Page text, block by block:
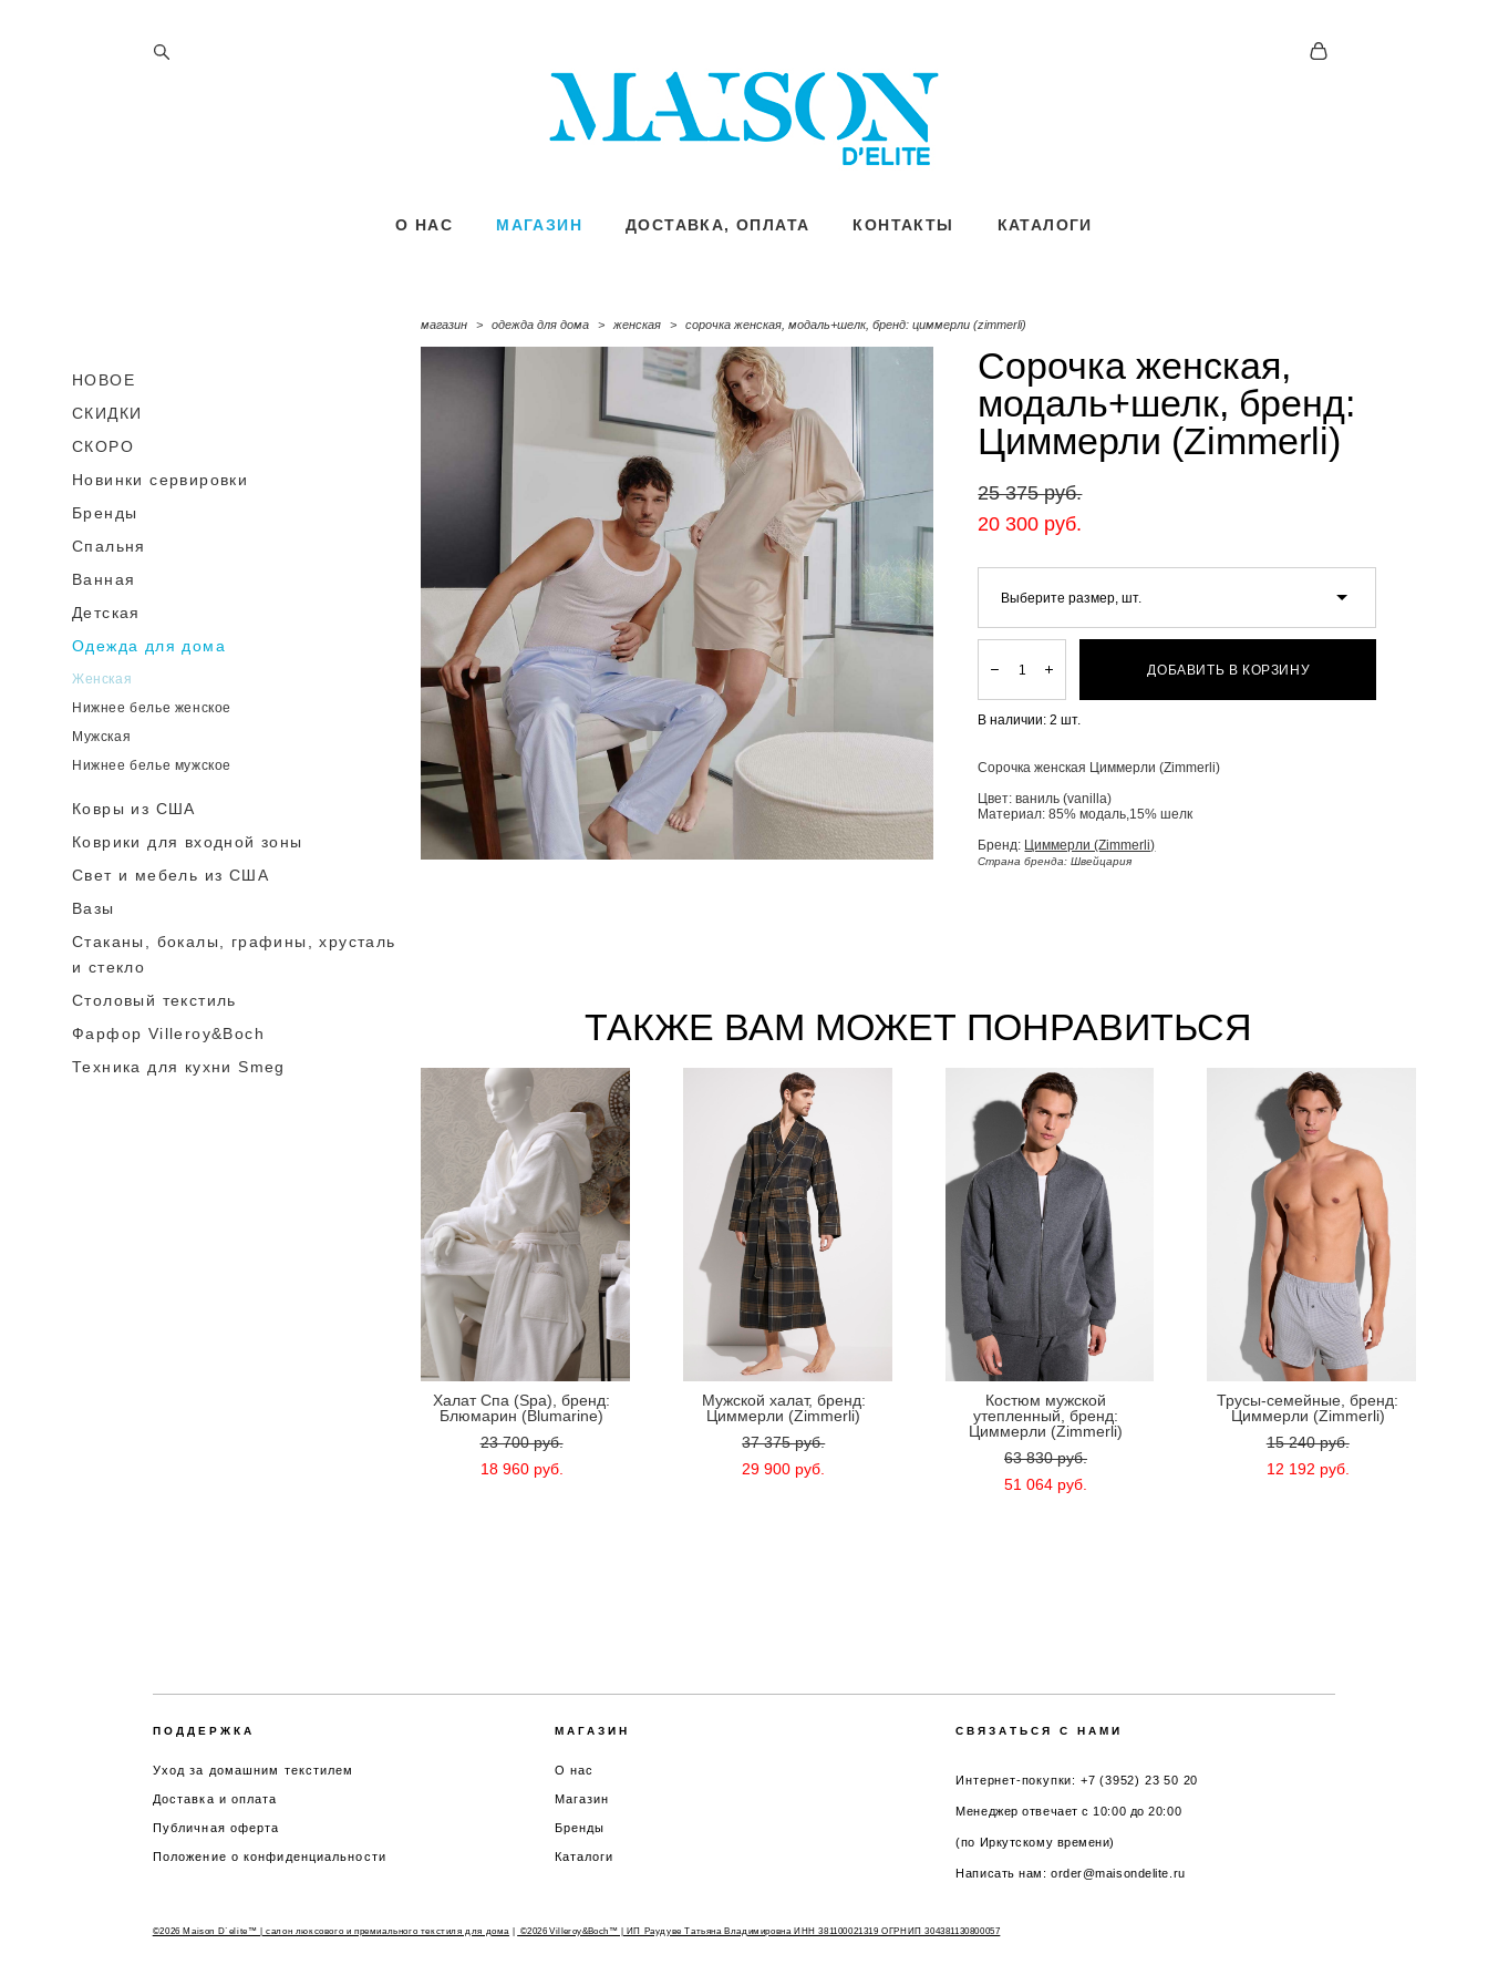
О НАС МАГАЗИН ДОСТАВКА, ОПЛАТА КОНТАКТЫ КАТАЛОГИ
О НАС МАГАЗИН ДОСТАВКА, ОПЛАТА КОНТАКТЫ КАТАЛОГИ
НОВОЕ
СКИДКИ
СКОРО
Новинки сервировки
Бренды
Спальня
Ванная
Детская
Одежда для дома
Женская
Нижнее белье женское
Мужская
Нижнее белье мужское
Ковры из США
Коврики для входной зоны
Cвет и мебель из США
Вазы
Стаканы, бокалы, графины, хрусталь
и стекло
Столовый текстиль
Фарфор Villeroy&Boch
Техника для кухни Smeg
магазин > одежда для дома > женская > сорочка женская, модаль+шелк, бренд: циммерли (zimmerli)
Сорочка женская,
модаль+шелк, бренд:
Циммерли (Zimmerli)
25 375 pуб.
20 300 pуб.
Выберите размер, шт.
В наличии:2 шт.
ДОБАВИТЬ В КОРЗИНУ
Сорочка женская Циммерли (Zimmerli)
Цвет: ваниль (vanilla)
Материал: 85% модаль,15% шелк
Бренд: Циммерли (Zimmerli)
Страна бренда: Швейцария
ТАКЖЕ ВАМ МОЖЕТ ПОНРАВИТЬСЯ
Халат Спа (Spa), бренд:
Блюмарин (Blumarine)
23 700 pуб.
18 960 pуб.
Мужской халат, бренд:
Циммерли (Zimmerli)
37 375 pуб.
29 900 pуб.
Костюм мужской
утепленный, бренд:
Циммерли (Zimmerli)
63 830 pуб.
51 064 pуб.
Трусы-семейные, бренд:
Циммерли (Zimmerli)
15 240 pуб.
12 192 pуб.
ПОДДЕРЖКА
Уход за домашним текстилем
Доставка и оплата
Публичная оферта
Положение о конфиденциальности
МАГАЗИН
О нас
Магазин
Бренды
Каталоги
СВЯЗАТЬСЯ С НАМИ
Интернет-покупки: +7 (3952) 23 50 20
Менеджер отвечает с 10:00 до 20:00
(по Иркутскому времени)
Написать нам: order@maisondelite.ru
©2026 Maison D`elite™ | салон люксового и премиального текстиля для дома ©2026 Villeroy&Boch™| ИП Раудуве Татьяна Владимировна ИНН 381100021319 ОГРНИП 304381130800057